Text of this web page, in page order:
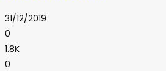
31/12/2019
0
1.8K
0